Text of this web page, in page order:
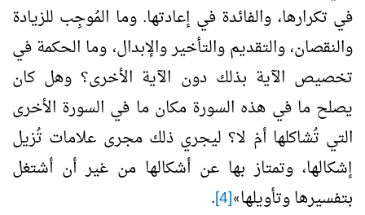
في تكرارها، والفائدة في إعادتها. وما المُوجِب للزيادة
والنقصان، والتقديم والتأخير والإبدال، وما الحكمة في
تخصيص الآية بذلك دون الآية الأخرى؟ وهل كان
يصلح ما في هذه السورة مكان ما في السورة الأخرى
التي تُشاكلها أمْ لا؟ ليجري ذلك مجرى علامات تُزيل
إشكالها، وتمتاز بها عن أشكالها من غير أن أشتغل
بتفسيرها وتأويلها»
[4]
.